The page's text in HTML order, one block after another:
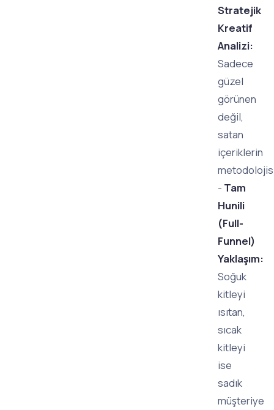
Stratejik
Kreatif
Analizi:
Sadece
güzel
görünen
değil,
satan
içeriklerin
- Tam
Hunili
(Full-
Funnel)
Yaklaşım:
Soğuk
kitleyi
ısıtan,
sıcak
kitleyi
ise
sadık
müşteriye